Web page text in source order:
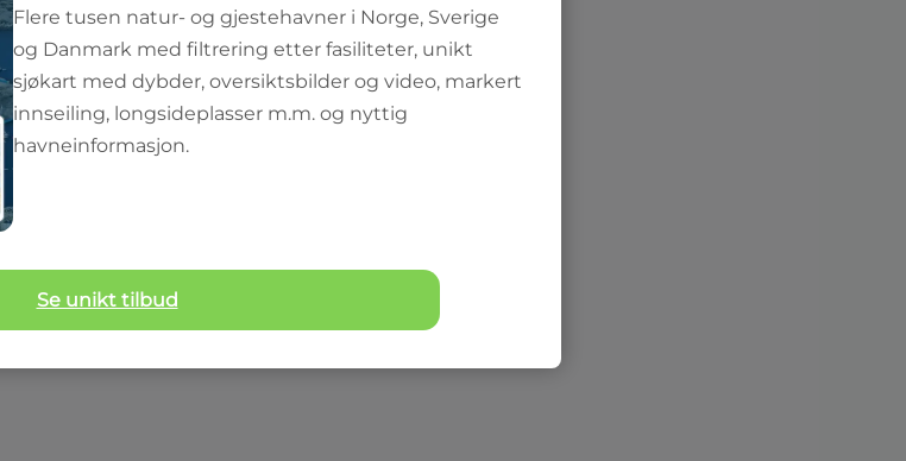
Flere tusen natur- og gjestehavner i Norge, Sverige
og Danmark med filtrering etter fasiliteter, unikt
sjøkart med dybder, oversiktsbilder og video, markert
innseiling, longsideplasser m.m. og nyttig
havneinformasjon.
Se unikt tilbud